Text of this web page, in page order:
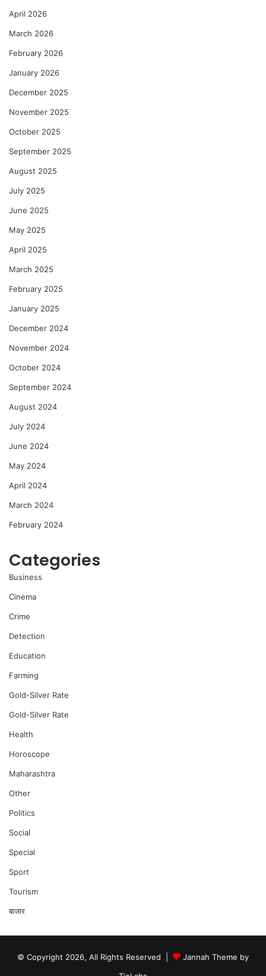
April 2026
March 2026
February 2026
January 2026
December 2025
November 2025
October 2025
September 2025
August 2025
July 2025
June 2025
May 2025
April 2025
March 2025
February 2025
January 2025
December 2024
November 2024
October 2024
September 2024
August 2024
July 2024
June 2024
May 2024
April 2024
March 2024
February 2024
Categories
Business
Cinema
Crime
Detection
Education
Farming
Gold-Silver Rate
Gold-Silver Rate
Health
Horoscope
Maharashtra
Other
Politics
Social
Special
Sport
Tourism
बाजार
© Copyright 2026, All Rights Reserved |
Jannah Theme by